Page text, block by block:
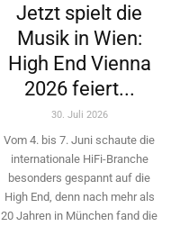
Jetzt spielt die
Musik in Wien:
High End Vienna
2026 feiert...
30. Juli 2026
Vom 4. bis 7. Juni schaute die
internationale HiFi-Branche
besonders gespannt auf die
High End, denn nach mehr als
20 Jahren in München fand die